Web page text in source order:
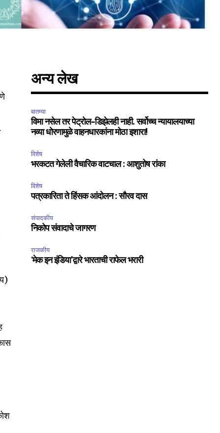
अन्य लेख
बातम्या
विमा नसेल तर पेट्रोल-डिझेलही नाही. सर्वोच्च न्यायालयाच्या
नव्या धोरणामुळे वाहनधारकांना मोठा इशारा!
विशेष
भरकटत गेलेली वैचारिक वाटचाल : आशुतोष रांका
विशेष
पत्रकारिता ते हिंसक आंदोलन : सौरव दास
संपादकीय
निकोप संवादाचे जागरण
राजकीय
‘मेक इन इंडिया’द्वारे भारताची राफेल भरारी